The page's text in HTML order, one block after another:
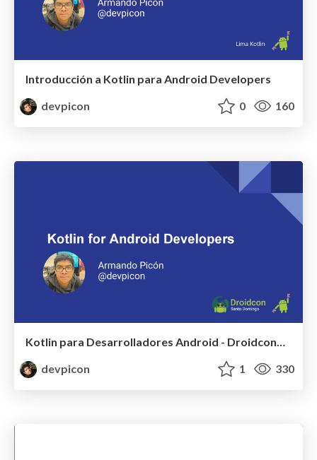
Introducción a Kotlin para Android Developers
devpicon
0 160
Kotlin para Desarrolladores Android - DroidconDO17
devpicon
1 330